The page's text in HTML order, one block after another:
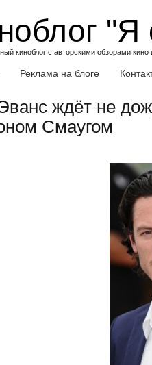
киноблог с авторскими обзорами кино
Реклама на блоге
ждёт не
Смаугом